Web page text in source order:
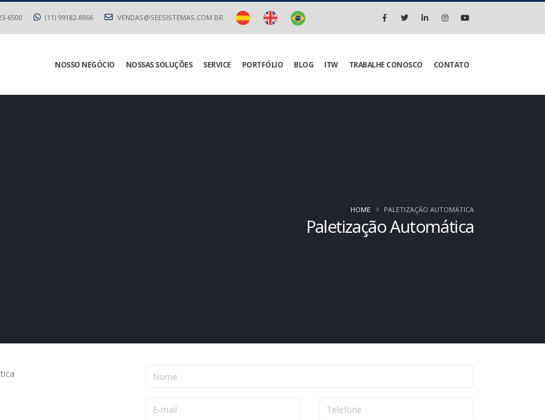
6500 (11) 99182-8866 VENDAS@SEESISTEMAS.COM.BR
NOSSO NEGÓCIO NOSSAS SOLUÇÕES SERVICE PORTFÓLIO BLOG ITW TRABALHE CONOSCO CONTATO
Paletização Automática
HOME PALETIZAÇÃO AUTOMÁTICA